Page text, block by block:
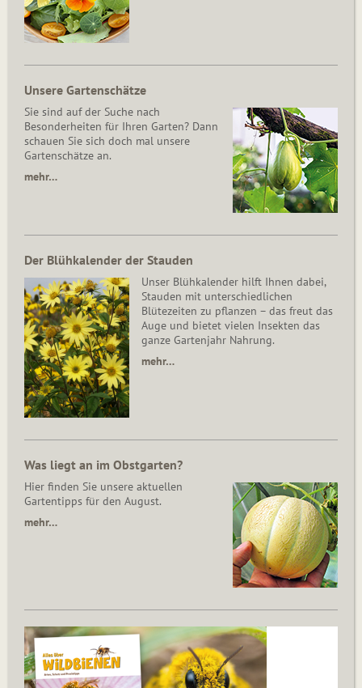
Unsere Gartenschätze
Sie sind auf der Suche nach
Besonderheiten für Ihren Garten? Dann
schauen Sie sich doch mal unsere
Gartenschätze an.
mehr…
Der Blühkalender der Stauden
Unser Blühkalender hilft Ihnen dabei,
Stauden mit unterschiedlichen
Blütezeiten zu pflanzen – das freut das
Auge und bietet vielen Insekten das
ganze Gartenjahr Nahrung.
mehr…
Was liegt an im Obstgarten?
Hier finden Sie unsere aktuellen
Gartentipps für den August.
mehr…